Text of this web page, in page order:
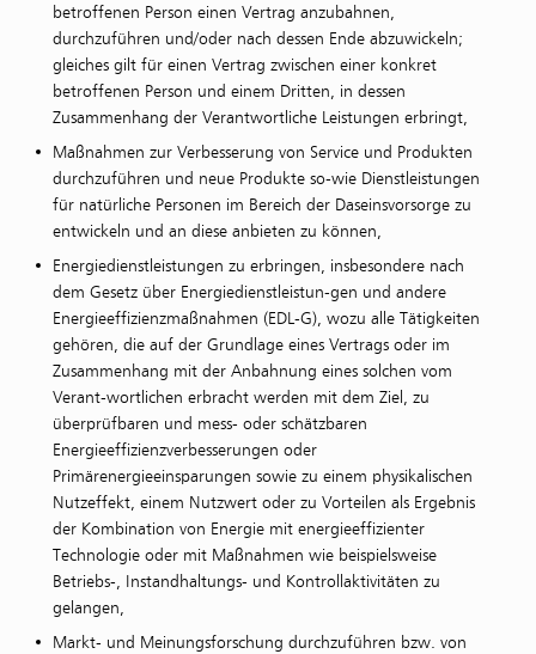
betroffenen Person einen Vertrag anzubahnen,
durchzuführen und/oder nach dessen Ende abzuwickeln;
gleiches gilt für einen Vertrag zwischen einer konkret
betroffenen Person und einem Dritten, in dessen
Zusammenhang der Verantwortliche Leistungen erbringt,
Maßnahmen zur Verbesserung von Service und Produkten
durchzuführen und neue Produkte so-wie Dienstleistungen
für natürliche Personen im Bereich der Daseinsvorsorge zu
entwickeln und an diese anbieten zu können,
Energiedienstleistungen zu erbringen, insbesondere nach
dem Gesetz über Energiedienstleistun-gen und andere
Energieeffizienzmaßnahmen (EDL-G), wozu alle Tätigkeiten
gehören, die auf der Grundlage eines Vertrags oder im
Zusammenhang mit der Anbahnung eines solchen vom
Verant-wortlichen erbracht werden mit dem Ziel, zu
überprüfbaren und mess- oder schätzbaren
Energieeffizienzverbesserungen oder
Primärenergieeinsparungen sowie zu einem physikalischen
Nutzeffekt, einem Nutzwert oder zu Vorteilen als Ergebnis
der Kombination von Energie mit energieeffizienter
Technologie oder mit Maßnahmen wie beispielsweise
Betriebs-, Instandhaltungs- und Kontrollaktivitäten zu
gelangen,
Markt- und Meinungsforschung durchzuführen bzw. von